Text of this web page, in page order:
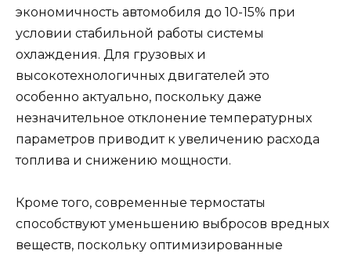
экономичность автомобиля до 10-15% при
условии стабильной работы системы
охлаждения. Для грузовых и
высокотехнологичных двигателей это
особенно актуально, поскольку даже
незначительное отклонение температурных
параметров приводит к увеличению расхода
топлива и снижению мощности.
Кроме того, современные термостаты
способствуют уменьшению выбросов вредных
веществ, поскольку оптимизированные